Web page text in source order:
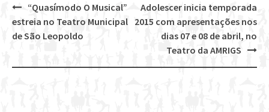
Post
navigation
Adolescer inicia temporada
2015 com apresentações nos
dias 07 e 08 de abril, no
Teatro da AMRIGS
“Quasímodo O Musical”
estreia no Teatro Municipal
de São Leopoldo